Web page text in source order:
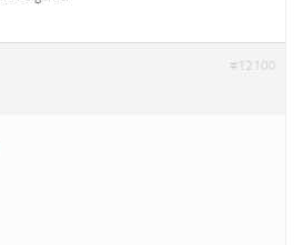
#12100